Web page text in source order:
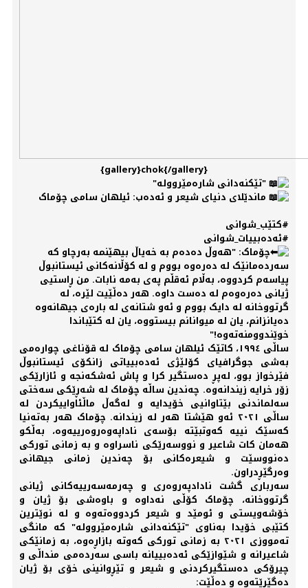
{gallery}chok{/gallery}
"تێکنەدانی شارەمێروولە"
ماندێلای دنیای شیعر و ئەدەب: ئیلهان سامی چۆماک
#کتێب_شوانی
#ئەدەبییات_شوانی
چۆماک: "هەوڵ دەدەم بە خەیاڵ بیهێنمە بەرچاو کە
سەردەمانێک لە دەرەوە بووم و لە کۆڵانەکانی ئیستانبوڵ
پیاسەم کردووە، بەڵام ئەقڵم پەی بەمە نابات. من ڕاستیی
ژیانی دەرەوەم لە دەست داوە. هەر دەڵێیت لێرە، لە
گرتووخانە لە دایک بووم و ئەو شتانەی لە بارەی جیهانەوە
دەیانزانم، یان لە میوانانم بیستووە، یان لە کتێباندا
خوێندوومنەتەوە!"
ساڵی ١٩٩٤، کاتێک ئیلهان سامی چۆماک لە قۆناغی چوارەمی
بەشی جوگرافیای کۆلێژی ئەدەبییاتی زانکۆی ئیستانبوڵ
فێرخواز بوو، لەپڕ دەستگیر کرا و پاش ئەشکەنجە و ئازارێکی
زۆر خرایە زیندانەوە. چەندین ساڵە چۆماک لە شەڕێکی سەختی
سەلماندنی بێتاوانیی خۆیدایە و لەگەڵ ماڵئاواییکردن لە
ساڵی ٢٠٢١ ئەو هێشتا هەر لە زیندانە. چۆماک هەر بەتەنیا
کەسێک نییە کەوتبێتە بۆسەی ناداپەوەروەرییەوە، بەڵکو
هەمان کات شاعیر و نووسەرێکی ناسراوە و بە زمانی تورکی
دەنووسێت و شیعرەکانی بۆ چەندین زمانی جیهانی
وەرگێڕدراون.
سەرباری گشت نادادپەروەری و چەرمەسەرییەکانی ژیانی
گرتووخانە، چۆماک کۆڵی نەداوە و باوەشی بۆ ژیان و
خۆشەویستی و ئومێد و شیعر کردووەتەوە و لە نوێترین
کتێبی خۆیدا بەناوی "تێکنەدانی شارەمێروولە" کە مانگی
تەمووزی ٢٠٢١ بە زمانی تورکی کەوتە بازاڕەوە، بە زمانێکی
شاعیرانە و شێوازێکی ئەدەبییانە باسی سەردەمی منداڵی و
چیرۆکی دەستگیرکردنی و شیعر و تێڕوانینی خۆی بۆ ژیان
دەگێڕێتەوە و دەڵێت: